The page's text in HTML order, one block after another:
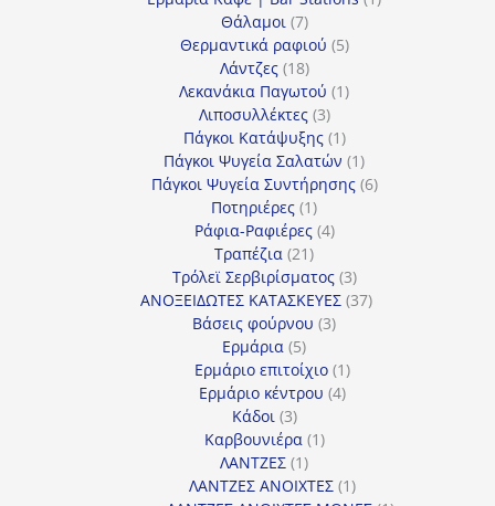
Θάλαμοι 77
προϊόντα
Θερμαντικά ραφιού 55
Λάντζες 1818
προϊόντα
Λεκανάκια Παγωτού 11
Λιποσυλλέκτες 33
προϊόντα
Πάγκοι Κατάψυξης 11
προϊόν
Πάγκοι Ψυγεία Σαλατών 11
προϊόν
Πάγκοι Ψυγεία Συντήρησης 66
Ποτηριέρες 11
προϊόν
Ράφια-Ραφιέρες 44
Τραπέζια 2121
προϊόντα
Τρόλεϊ Σερβιρίσματος 33
προϊόντα
ΑΝΟΞΕΙΔΩΤΕΣ ΚΑΤΑΣΚΕΥΕΣ 3737
Βάσεις φούρνου 33
Ερμάρια 55
προϊόντα
Ερμάριο επιτοίχιο 11
προϊόν
Ερμάριο κέντρου 44
Κάδοι 33
προϊόντα
Καρβουνιέρα 11
ΛΑΝΤΖΕΣ 11
προϊόν
ΛΑΝΤΖΕΣ ΑΝΟΙΧΤΕΣ 11